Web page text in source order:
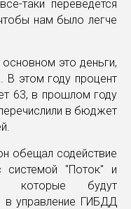
таки переведется
нам было легче
это деньги,
В этом году процент
63, в прошлом году
в бюджет
обещал содействие
системой "Поток" и
которые будут
в управление ГИБДД